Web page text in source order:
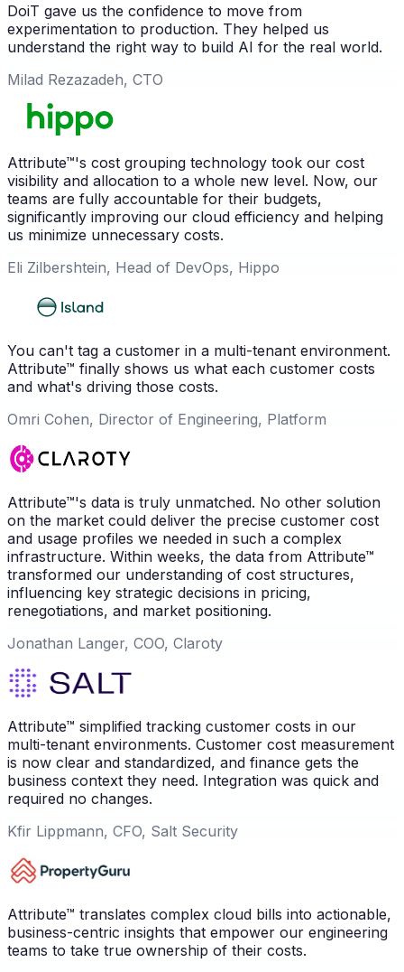
DoiT gave us the confidence to move from
experimentation to production. They helped us
understand the right way to build AI for the real world.
Milad Rezazadeh, CTO
Attribute™'s cost grouping technology took our cost
visibility and allocation to a whole new level. Now, our
teams are fully accountable for their budgets,
significantly improving our cloud efficiency and helping
us minimize unnecessary costs.
Eli Zilbershtein, Head of DevOps, Hippo
You can't tag a customer in a multi-tenant environment.
Attribute™ finally shows us what each customer costs
and what's driving those costs.
Omri Cohen, Director of Engineering, Platform
Attribute™'s data is truly unmatched. No other solution
on the market could deliver the precise customer cost
and usage profiles we needed in such a complex
infrastructure. Within weeks, the data from Attribute™
transformed our understanding of cost structures,
influencing key strategic decisions in pricing,
renegotiations, and market positioning.
Jonathan Langer, COO, Claroty
Attribute™ simplified tracking customer costs in our
multi-tenant environments. Customer cost measurement
is now clear and standardized, and finance gets the
business context they need. Integration was quick and
required no changes.
Kfir Lippmann, CFO, Salt Security
Attribute™ translates complex cloud bills into actionable,
business-centric insights that empower our engineering
teams to take true ownership of their costs.